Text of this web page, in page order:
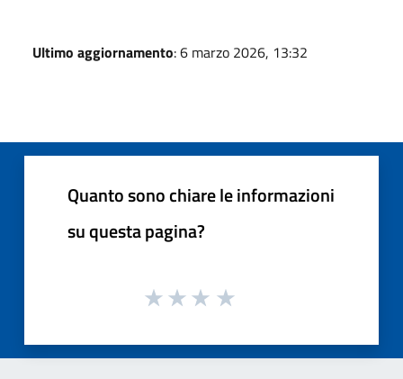
Ultimo aggiornamento: 6 marzo 2026, 13:32
Quanto sono chiare le informazioni
su questa pagina?